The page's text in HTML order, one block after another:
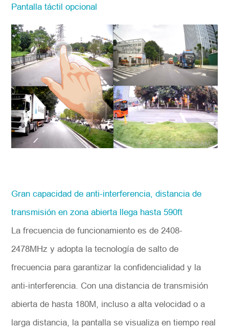
Pantalla táctil opcional
Gran capacidad de anti-interferencia, distancia de
transmisión en zona abierta llega hasta 590ft
La frecuencia de funcionamiento es de 2408-
2478MHz y adopta la tecnología de salto de
frecuencia para garantizar la confidencialidad y la
anti-interferencia. Con una distancia de transmisión
abierta de hasta 180M, incluso a alta velocidad o a
larga distancia, la pantalla se visualiza en tiempo real